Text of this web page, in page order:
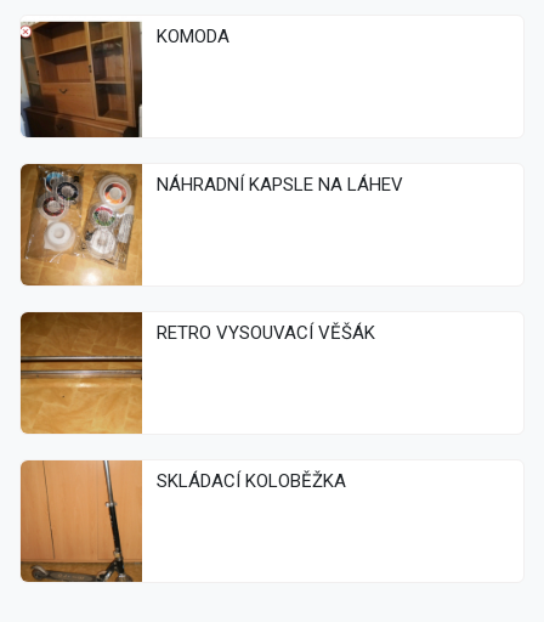
KOMODA
NÁHRADNÍ KAPSLE NA LÁHEV
RETRO VYSOUVACÍ VĚŠÁK
SKLÁDACÍ KOLOBĚŽKA